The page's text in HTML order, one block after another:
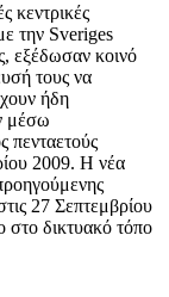
κεντρικές
την Sveriges
εξέδωσαν κοινό
τους να
ήδη
μέσω
πενταετούς
2009. Η νέα
27 Σεπτεμβρίου
στο δικτυακό τόπο